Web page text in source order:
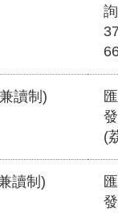
讀制)
(
讀制)